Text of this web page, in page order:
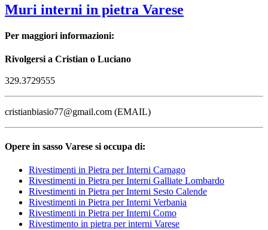
Muri interni in pietra Varese
Per maggiori informazioni:
Rivolgersi a Cristian o Luciano
329.3729555
cristianbiasio77@gmail.com (EMAIL)
Opere in sasso Varese si occupa di:
Rivestimenti in Pietra per Interni Carnago
Rivestimenti in Pietra per Interni Galliate Lombardo
Rivestimenti in Pietra per Interni Sesto Calende
Rivestimenti in Pietra per Interni Verbania
Rivestimenti in Pietra per Interni Como
Rivestimento in pietra per interni Varese